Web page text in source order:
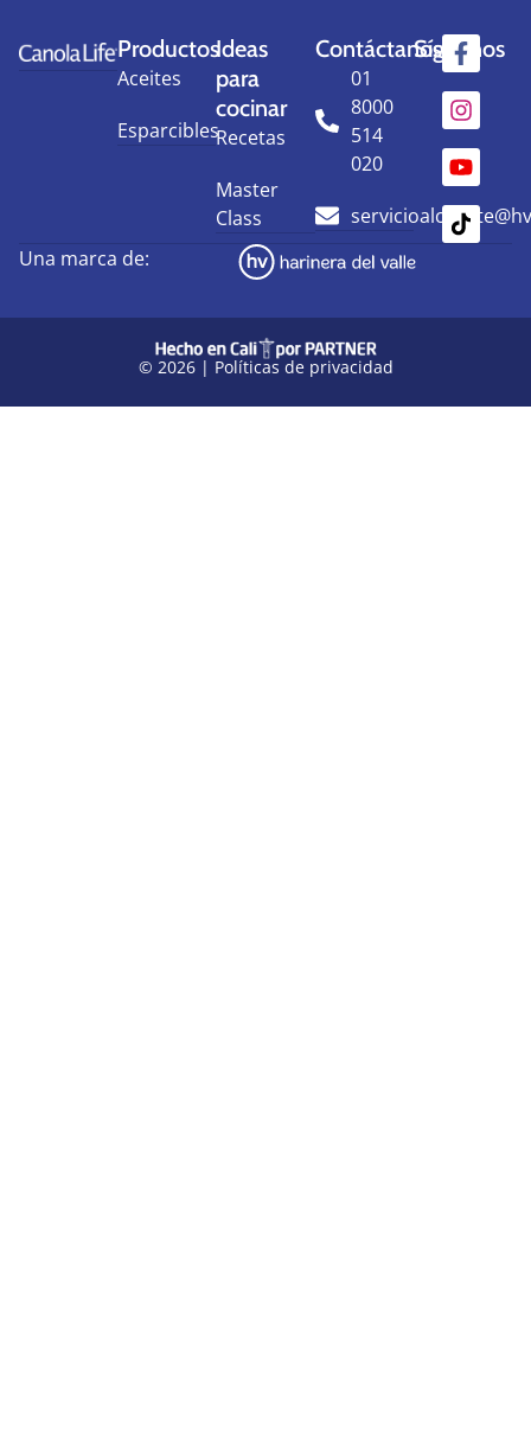
Productos
Aceites
Esparcibles
Ideas
para
cocinar
Recetas
Master
Class
Contáctanos
01
8000
514
020
Síguenos
Una marca de:
© 2026 | Políticas de privacidad